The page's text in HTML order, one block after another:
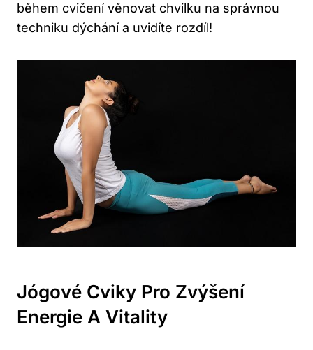
během cvičení věnovat chvilku na správnou
techniku dýchání a uvidíte rozdíl!
Jógové Cviky Pro Zvýšení
Energie A Vitality